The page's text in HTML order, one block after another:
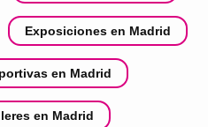
Exposiciones en Madrid
en Madrid
en Madrid